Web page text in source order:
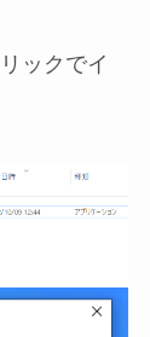
ックでイ